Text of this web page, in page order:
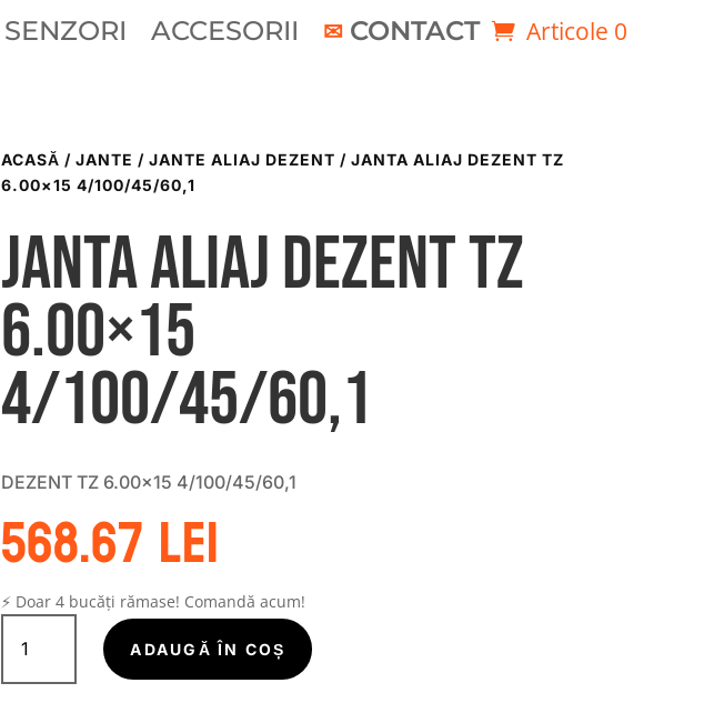
SENZORI ACCESORII CONTACT Articole 0
ACASĂ / JANTE / JANTE ALIAJ DEZENT / JANTA ALIAJ DEZENT TZ
6.00×15 4/100/45/60,1
Janta aliaj DEZENT TZ
6.00×15
4/100/45/60,1
DEZENT TZ 6.00×15 4/100/45/60,1
568.67lei
⚡ Doar 4 bucăți rămase! Comandă acum!
Cantitate
Janta
aliaj
ADAUGĂ ÎN COȘ